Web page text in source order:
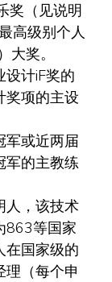
奖（见说明
高级别个人
奖。
计iF奖的
奖项的主设
或近两届
军的主教练
，该技术
863等国家
在国家级的
（每个申